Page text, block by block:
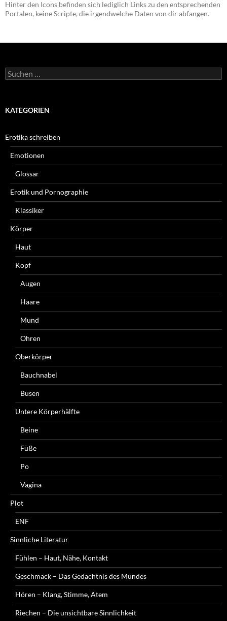
Hinter den Icons befinden sich lediglich Links zu den entsprechenden
Portalen, keine Scripte, die irgendwelche Daten von dir abfangen.
Suchen
nach:
KATEGORIEN
Erotika schreiben
Emotionen
Glossar
Erotik und Pornographie
Klassiker
Körper
Haut
Kopf
Augen
Haare
Mund
Ohren
Oberkörper
Bauchnabel
Busen
Untere Körperhälfte
Beine
Füße
Po
Vagina
Plot
ENF
Sinnliche Literatur
Fühlen – Haut, Nähe, Kontakt
Geschmack – Das Gedächtnis des Mundes
Hören – Klang, Stimme, Atem
Riechen – Die unsichtbare Sinnlichkeit